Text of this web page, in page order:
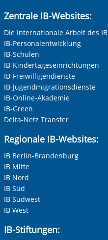
Anrede*
Keine Angabe
Frau
Herr
Neutrale Anrede
Unternehmen
Nachname, Vorname*
Adresse (PLZ, Ort, Strasse)
Ihre E-Mail-Adresse
Zentrale IB-Websites:
Die Internationale Arbeit des IB
IB-Personalentwicklung
IB-Schulen
IB-Kindertageseinrichtungen
IB-Freiwilligendienste
IB-Jugendmigrationsdienste
IB-Online-Akademie
IB-Green
Delta-Netz Transfer
Regionale IB-Websites:
IB Berlin-Brandenburg
IB Mitte
IB Nord
IB Süd
IB Südwest
IB West
IB-Stiftungen: